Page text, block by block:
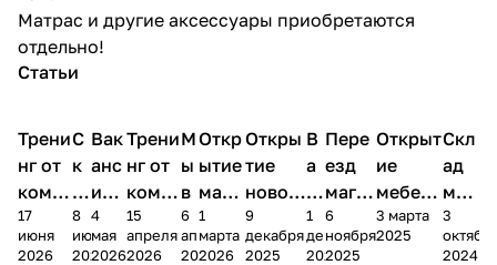
Матрас и другие аксессуары приобретаются
отдельно!
Статьи
Трени
нг от
комп
ании
Мело
17
июня
2026
С
к
и
д
к
8
июня
2026
Вак
анс
ия в
Чеб
окс
4
мая
2026
Трени
нг от
комп
ании
Мело
15
апреля
2026
М
ы
в
М
А
6
апреля
2026
Откр
ытие
мага
зина
в
1
марта
2026
Откры
тие
новог
о
магаз
9
декабря
2025
В
а
к
а
н
1
декабря
2025
Пере
езд
магаз
ина в
г.
6
ноября
2025
Открыт
ие
мебель
ного
салона
3 марта
2025
Скл
ад
меб
ели
пер
3
2024